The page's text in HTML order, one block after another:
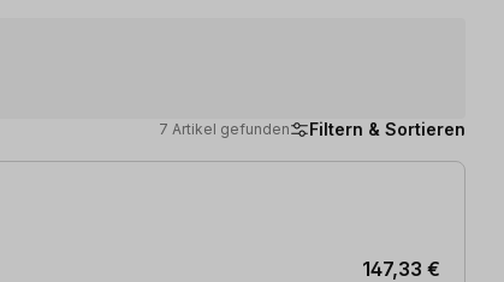
7 Artikel gefunden Filtern & Sortieren
147,33 €